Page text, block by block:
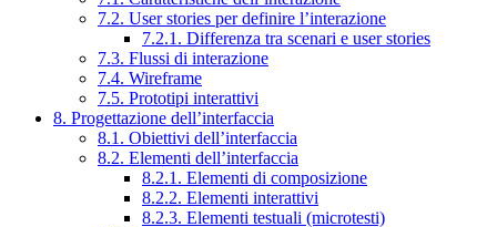
7.2. User stories per definire l’interazione
7.2.1. Differenza tra scenari e user stories
7.3. Flussi di interazione
7.4. Wireframe
7.5. Prototipi interattivi
8. Progettazione dell’interfaccia
8.1. Obiettivi dell’interfaccia
8.2. Elementi dell’interfaccia
8.2.1. Elementi di composizione
8.2.2. Elementi interattivi
8.2.3. Elementi testuali (microtesti)